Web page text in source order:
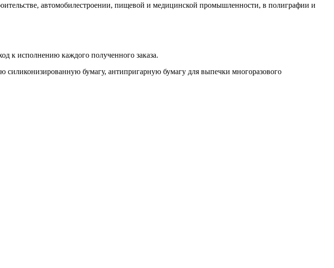
автомобилестроении, пищевой и медицинской промышленности, в полиграфии и
исполнению каждого полученного заказа.
бумагу, антипригарную бумагу для выпечки многоразового